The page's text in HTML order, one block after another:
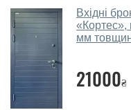
Чи
Так. Ми консультуємо
месенджери, онлайн-
салоні-магазині.
Вхідні
«Кортес»,
мм
21000₴